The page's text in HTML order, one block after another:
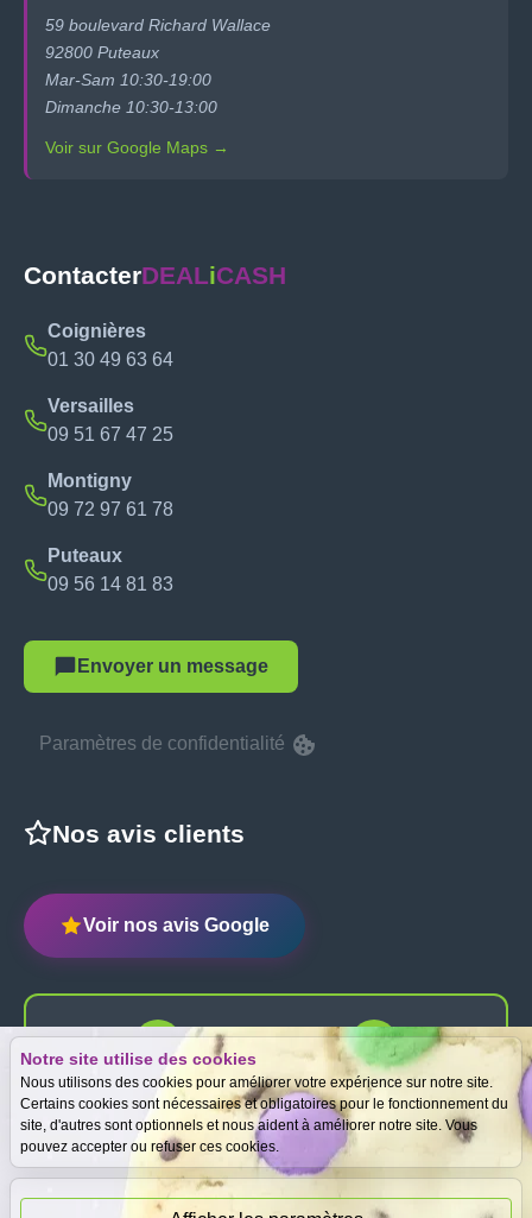
Notre site utilise des cookies
Nous utilisons des cookies pour améliorer votre expérience sur notre site.
Certains cookies sont nécessaires et obligatoires pour le fonctionnement du
site, d'autres sont optionnels et nous aident à améliorer notre site. Vous
pouvez accepter ou refuser ces cookies.
59 boulevard Richard Wallace
92800 Puteaux
Mar-Sam 10:30-19:00
Dimanche 10:30-13:00
Voir sur Google Maps →
ContacterDEALiCASH
Coignières
01 30 49 63 64
Versailles
09 51 67 47 25
Montigny
09 72 97 61 78
Puteaux
09 56 14 81 83
Envoyer un message
Paramètres de confidentialité
Nos avis clients
Voir nos avis Google
Expertise
gratuite
Meilleurs prix
garantis
Paiement
immédiat